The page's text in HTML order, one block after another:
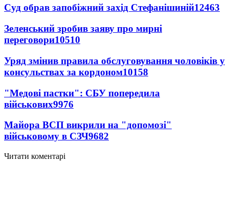
Суд обрав запобіжний захід Стефанішиній12463
Зеленський зробив заяву про мирні
переговори10510
Уряд змінив правила обслуговування чоловіків у
консульствах за кордоном10158
"Медові пастки": СБУ попередила
військових9976
Майора ВСП викрили на "допомозі"
військовому в СЗЧ9682
Читати коментарі